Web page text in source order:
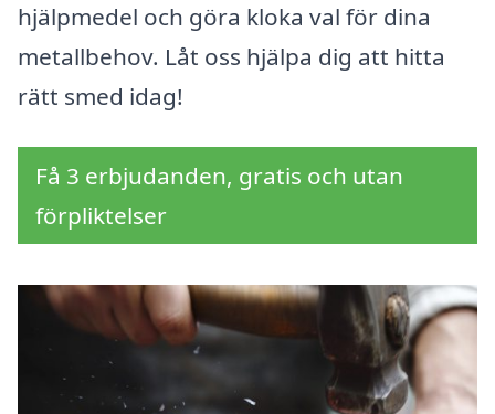
hjälpmedel och göra kloka val för dina
metallbehov. Låt oss hjälpa dig att hitta
rätt smed idag!
Få 3 erbjudanden, gratis och utan
förpliktelser